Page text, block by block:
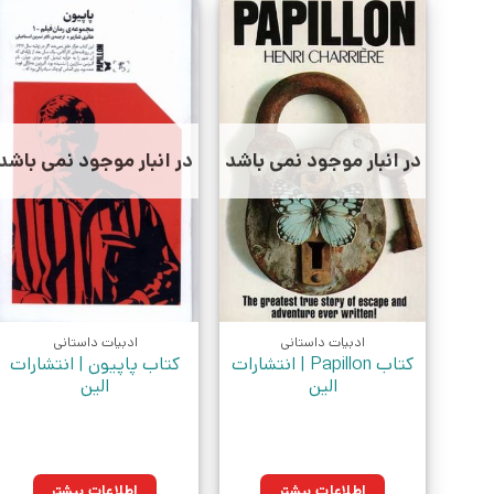
در انبار موجود نمی باشد
ادبیات داستانی
کتاب Papillon | انتشارات
الین
در انبار موجود نمی
ادبیات داستانی
کتاب پاپیون | انتشارات
الین